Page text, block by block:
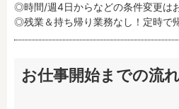
◎時間/週4日からなどの条件変更は
◎残業＆持ち帰り業務なし！定時で
お仕事開始までの流